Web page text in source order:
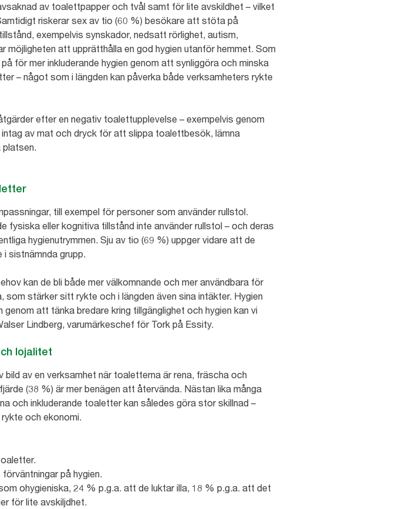
av toalettpapper och tvål samt för lite avskildhet – vilket
riskerar sex av tio (60 %) besökare att stöta på
exempelvis synskador, nedsatt rörlighet, autism,
möjligheten att upprätthålla en god hygien utanför hemmet. Som
för mer inkluderande hygien genom att synliggöra och minska
– något som i längden kan påverka både verksamheters rykte
efter en negativ toalettupplevelse – exempelvis genom
av mat och dryck för att slippa toalettbesök, lämna
platsen.
till exempel för personer som använder rullstol.
fysiska eller kognitiva tillstånd inte använder rullstol – och deras
hygienutrymmen. Sju av tio (69 %) uppger vidare att de
i sistnämnda grupp.
kan de bli både mer välkomnande och mer användbara för
stärker sitt rykte och i längden även sina intäkter. Hygien
att tänka bredare kring tillgänglighet och hygien kan vi
Lindberg, varumärkeschef för Tork på Essity.
lojalitet
av en verksamhet när toaletterna är rena, fräscha och
(38 %) är mer benägen att återvända. Nästan lika många
och inkluderande toaletter kan således göra stor skillnad –
och ekonomi.
på hygien.
ohygieniska, 24 % p.g.a. att de luktar illa, 18 % p.g.a. att det
för lite avskiljdhet.